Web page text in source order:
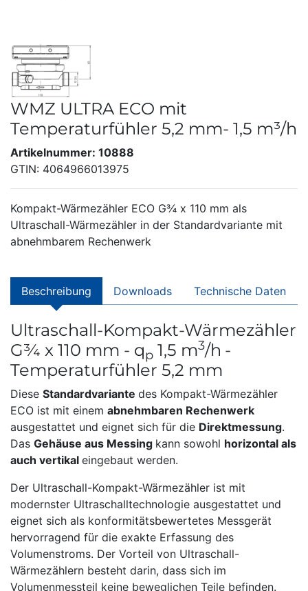
WMZ ULTRA ECO mit
Temperaturfühler 5,2 mm- 1,5 m³/h
Artikelnummer: 10888
GTIN: 4064966013975
Kompakt-Wärmezähler ECO G¾ x 110 mm als
Ultraschall-Wärmezähler in der Standardvariante mit
abnehmbarem Rechenwerk
Beschreibung Downloads Technische Daten
Ultraschall-Kompakt-Wärmezähler
G¾ x 110 mm - qp 1,5 m3/h -
Temperaturfühler 5,2 mm
Diese Standardvariante des Kompakt-Wärmezähler
ECO ist mit einem abnehmbaren Rechenwerk
ausgestattet und eignet sich für die Direktmessung.
Das Gehäuse aus Messing kann sowohl horizontal als
auch vertikal eingebaut werden.
Der Ultraschall-Kompakt-Wärmezähler ist mit
modernster Ultraschalltechnologie ausgestattet und
eignet sich als konformitätsbewertetes Messgerät
hervorragend für die exakte Erfassung des
Volumenstroms. Der Vorteil von Ultraschall-
Wärmezählern besteht darin, dass sich im
Volumenmessteil keine beweglichen Teile befinden.